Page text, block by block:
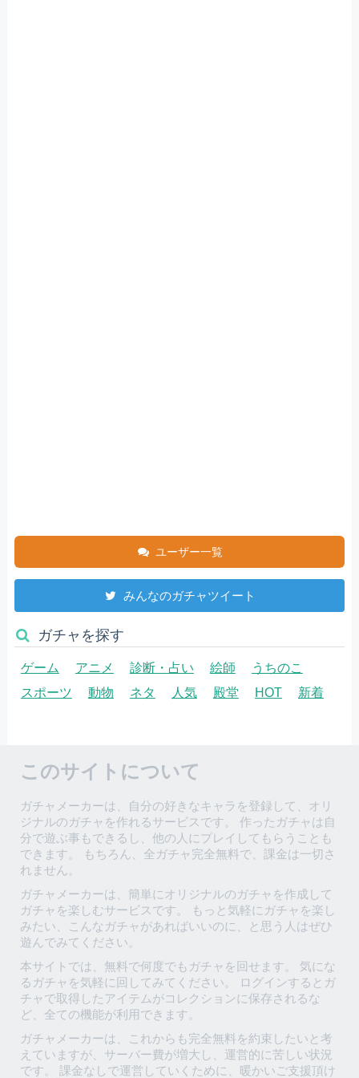
ユーザー一覧
みんなのガチャツイート
ガチャを探す
ゲーム アニメ 診断・占い 絵師
うちのこ
スポーツ
動物 ネタ 人気 殿堂 HOT 新着
このサイトについて
ガチャメーカーは、自分の好きなキャラを登録して、オリ
ジナルのガチャを作れるサービスです。 作ったガチャは自
分で遊ぶ事もできるし、他の人にプレイしてもらうことも
できます。 もちろん、全ガチャ完全無料で、課金は一切さ
れません。
ガチャメーカーは、簡単にオリジナルのガチャを作成して
ガチャを楽しむサービスです。 もっと気軽にガチャを楽し
みたい、こんなガチャがあればいいのに、と思う人はぜひ
遊んでみてください。
本サイトでは、無料で何度でもガチャを回せます。 気にな
るガチャを気軽に回してみてください。 ログインするとガ
チャで取得したアイテムがコレクションに保存されるな
ど、全ての機能が利用できます。
ガチャメーカーは、これからも完全無料を約束したいと考
えていますが、サーバー費が増大し、運営的に苦しい状況
です。 課金なしで運営していくために、暖かいご支援頂け